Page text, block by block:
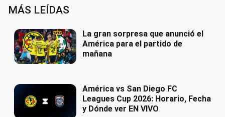
MÁS LEÍDAS
La gran sorpresa que anunció el
América para el partido de
mañana
América vs San Diego FC
Leagues Cup 2026: Horario, Fecha
y Dónde ver EN VIVO